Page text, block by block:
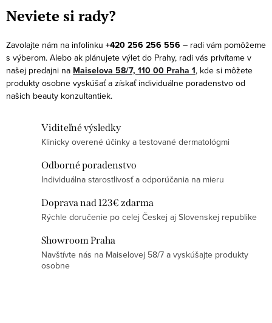
c
i
e
p
r
v
k
á
k
o
v
a
Neviete si rady?
Zavolajte nám na infolinku +420 256 256 556 – radi vám pomôžeme
s výberom. Alebo ak plánujete výlet do Prahy, radi vás privítame v
našej predajni na Maiselova 58/7, 110 00 Praha 1, kde si môžete
produkty osobne vyskúšať a získať individuálne poradenstvo od
našich beauty konzultantiek.
Viditeľné výsledky
Klinicky overené účinky a testované dermatológmi
Odborné poradenstvo
Individuálna starostlivosť a odporúčania na mieru
Doprava nad 123€ zdarma
Rýchle doručenie po celej Českej aj Slovenskej republike
Showroom Praha
Navštívte nás na Maiselovej 58/7 a vyskúšajte produkty
osobne